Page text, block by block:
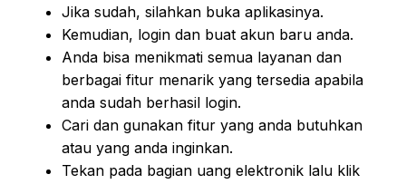
Jika sudah, silahkan buka aplikasinya.
Kemudian, login dan buat akun baru anda.
Anda bisa menikmati semua layanan dan
berbagai fitur menarik yang tersedia apabila
anda sudah berhasil login.
Cari dan gunakan fitur yang anda butuhkan
atau yang anda inginkan.
Tekan pada bagian uang elektronik lalu klik